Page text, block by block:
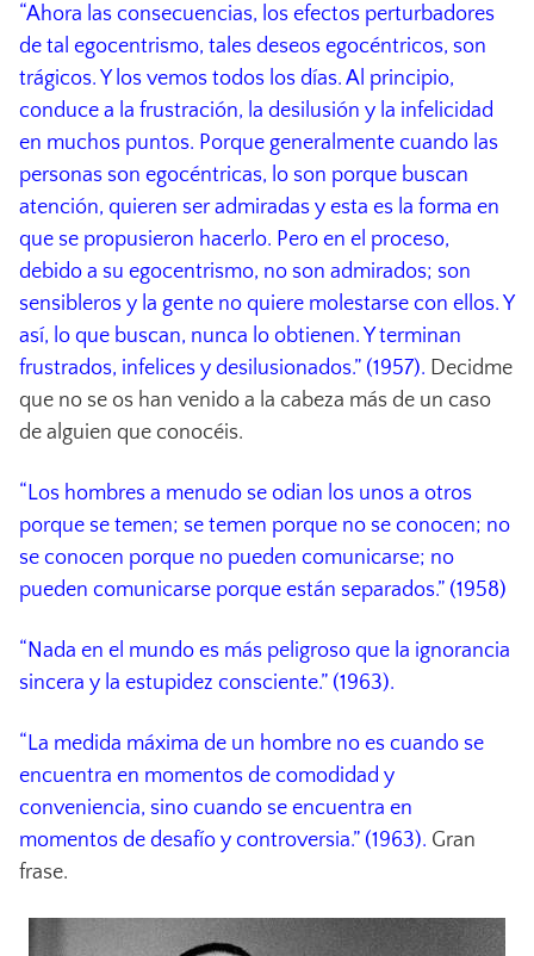
“Ahora las consecuencias, los efectos perturbadores
de tal egocentrismo, tales deseos egocéntricos, son
trágicos. Y los vemos todos los días. Al principio,
conduce a la frustración, la desilusión y la infelicidad
en muchos puntos. Porque generalmente cuando las
personas son egocéntricas, lo son porque buscan
atención, quieren ser admiradas y esta es la forma en
que se propusieron hacerlo. Pero en el proceso,
debido a su egocentrismo, no son admirados; son
sensibleros y la gente no quiere molestarse con ellos. Y
así, lo que buscan, nunca lo obtienen. Y terminan
frustrados, infelices y desilusionados.” (1957). Decidme
que no se os han venido a la cabeza más de un caso
de alguien que conocéis.
“Los hombres a menudo se odian los unos a otros
porque se temen; se temen porque no se conocen; no
se conocen porque no pueden comunicarse; no
pueden comunicarse porque están separados.” (1958)
“Nada en el mundo es más peligroso que la ignorancia
sincera y la estupidez consciente.” (1963).
“La medida máxima de un hombre no es cuando se
encuentra en momentos de comodidad y
conveniencia, sino cuando se encuentra en
momentos de desafío y controversia.” (1963). Gran
frase.